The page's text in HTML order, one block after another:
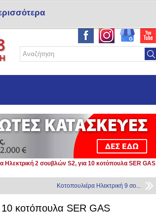
Σύνδεση
Ηλεκτρική 2 σουβλών S2, για 10 κοτόπουλα SER GAS
Κοτοπουλιέρα Ηλεκτρική 9 σο...
10 κοτόπουλα SER GAS